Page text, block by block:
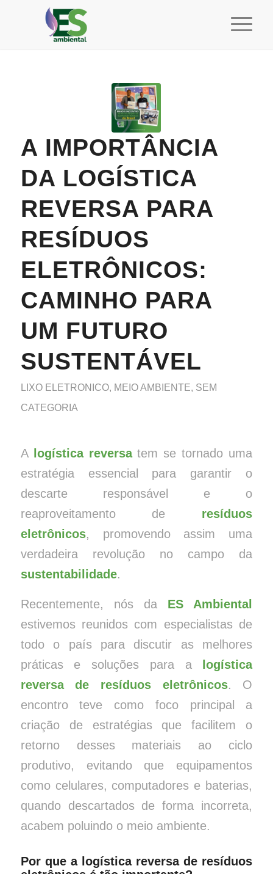
A IMPORTÂNCIA
DA LOGÍSTICA
REVERSA PARA
RESÍDUOS
ELETRÔNICOS:
CAMINHO PARA
UM FUTURO
SUSTENTÁVEL
LIXO ELETRONICO, MEIO AMBIENTE, SEM
CATEGORIA
A logística reversatem se tornado uma
estratégia essencial para garantir o
descarte responsável e o
reaproveitamento de resíduos
eletrônicos, promovendo assim uma
verdadeira revolução no campo da
sustentabilidade.
Recentemente, nós da ES Ambiental
estivemos reunidos com especialistas de
todo o país para discutir as melhores
práticas e soluções para a
logística
reversa de resíduos eletrônicos. O
encontro teve como foco principal a
criação de estratégias que facilitem o
retorno desses materiais ao ciclo
produtivo, evitando que equipamentos
como celulares, computadores e baterias,
quando descartados de forma incorreta,
acabem poluindo o meio ambiente.
Por que a logística reversa de resíduos